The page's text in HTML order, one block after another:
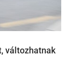
változhatnak